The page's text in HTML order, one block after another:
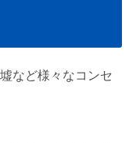
など様々なコンセ